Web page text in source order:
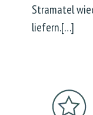
Stramatel
liefern.[…]